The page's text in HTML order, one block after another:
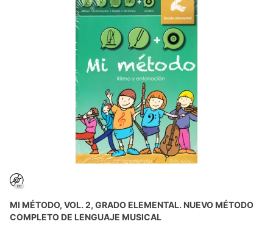
MI MÉTODO, VOL. 2, GRADO ELEMENTAL. NUEVO MÉTODO
COMPLETO DE LENGUAJE MUSICAL